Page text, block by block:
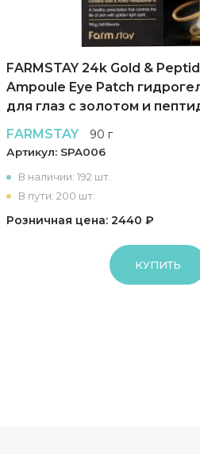
FARMSTAY 24k Gold &
Ampoule Eye Patch
для глаз с золотом и
FARMSTAY
90 г
Артикул: SPA006
В наличии: 192 шт.
В пути: 200 шт.
Розничная цена: 2440 ₽
КУПИТЬ